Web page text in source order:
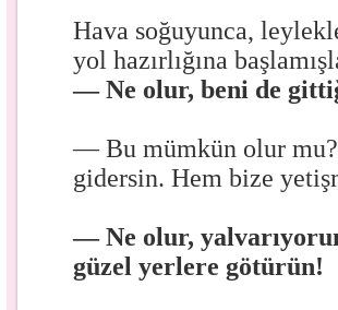
Hava soğuyunca,
yol hazırlığına
— Ne olur, beni de
— Bu mümkün olur
gidersin. Hem bize
— Ne olur,
güzel yerlere götürün!